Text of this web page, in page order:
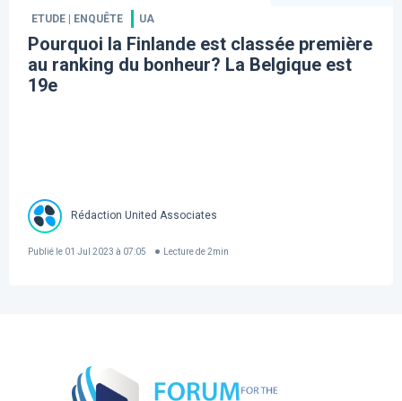
ETUDE | ENQUÊTE UA
Pourquoi la Finlande est classée première
au ranking du bonheur? La Belgique est
19e
Rédaction United Associates
Publié le 01 Jul 2023 à 07:05 Lecture de 2min